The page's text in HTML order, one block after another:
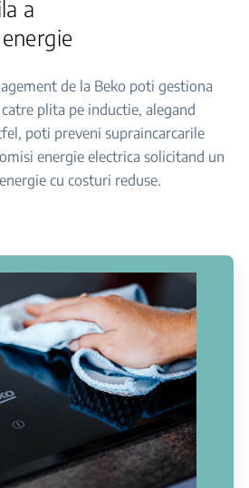
a
de la Beko poti gestiona
plita pe inductie, alegand
poti preveni supraincarcarile
energie electrica solicitand un
cu costuri reduse.